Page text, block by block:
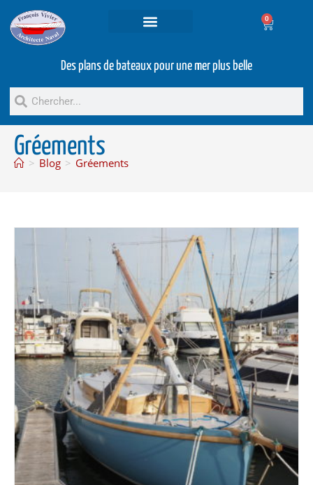
0
Des plans de bateaux pour une mer plus belle
Gréements
> Blog > Gréements